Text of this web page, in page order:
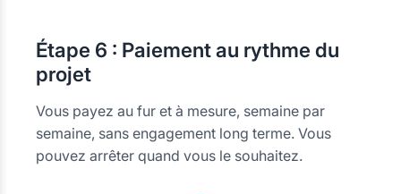
Étape 6 : Paiement au rythme du
projet
Vous payez au fur et à mesure, semaine par
semaine, sans engagement long terme. Vous
pouvez arrêter quand vous le souhaitez.